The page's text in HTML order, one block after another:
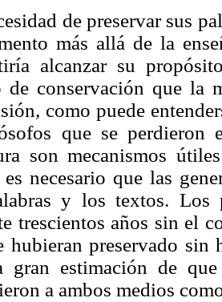
de preservar sus
más allá de la
alcanzar su
de conservación que la
como puede
que se perdieron
son mecanismos
necesario que las
y los textos. Los
trescientos años sin el
hubieran preservado sin
gran estimación de
a ambos medios